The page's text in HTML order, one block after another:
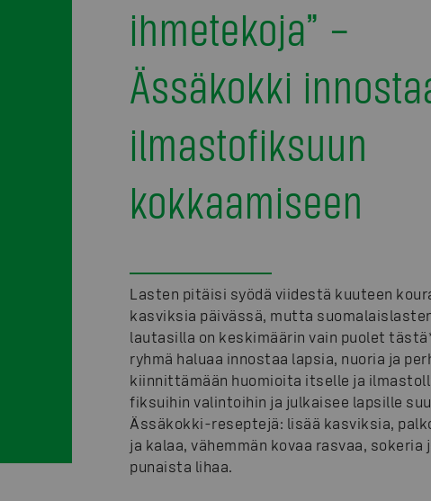
ihmetekoja” –
Ässäkokki
ilmastofiksuun
kokkaamiseen
Lasten pitäisi syödä viidestä kuuteen
kasviksia päivässä, mutta
lautasilla on keskimäärin vain puolet
ryhmä haluaa innostaa lapsia, nuoria ja
kiinnittämään huomioita itselle ja
fiksuihin valintoihin ja julkaisee lapsille
Ässäkokki-reseptejä: lisää kasviksia,
ja kalaa, vähemmän kovaa rasvaa, sokeria
punaista lihaa.